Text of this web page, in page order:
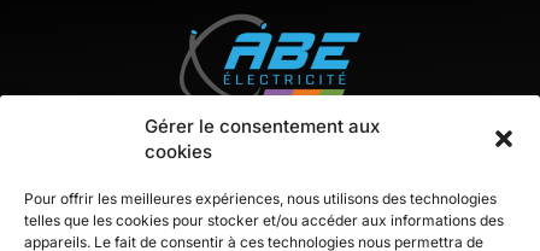
Gérer le consentement aux
cookies
Pour offrir les meilleures expériences, nous utilisons des technologies
telles que les cookies pour stocker et/ou accéder aux informations des
appareils. Le fait de consentir à ces technologies nous permettra de